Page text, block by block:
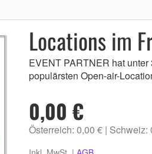
Locations im
EVENT PARTNER hat
populärsten Open-air-
0,00 €
Österreich: 0,00 € Schweiz: